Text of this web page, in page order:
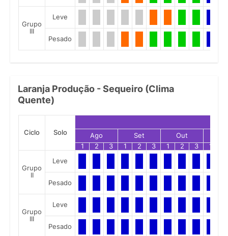
Grupo
III
Leve
Pesado
Laranja Produção - Sequeiro (Clima
Quente)
Ciclo Solo Ago Set Out
1
2 3 1 2 3 1 2 3 1
Grupo
II
Leve
Pesado
Grupo
III
Leve
Pesado